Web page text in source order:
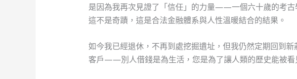
是因為我再次見證了「信任」的力量——一個六十歲的考古
這不是奇蹟，這是合法金融體系與人性溫暖結合的結果。
如今我已經退休，不再到處挖掘遺址，但我仍然定期回到
客戶——別人借錢是為生活，您是為了讓人類的歷史能被看